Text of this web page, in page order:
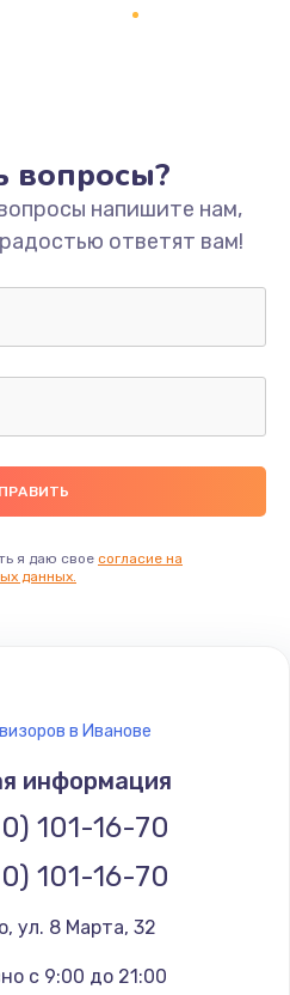
руб.
звука
руб.
флешку
руб.
руб.
руб.
вопросы?
напишите нам,
ответят вам!
я даю свое согласие на
данных.
в Иванове
информация
101-16-70
101-16-70
, ул. 8 Марта, 32
с 9:00 до 21:00